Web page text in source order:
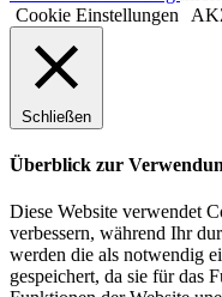
Cookie Einstellungen
Schließen
Überblick zur
Diese Website verwendet
verbessern, während Ihr
werden die als notwendig
gespeichert, da sie für das